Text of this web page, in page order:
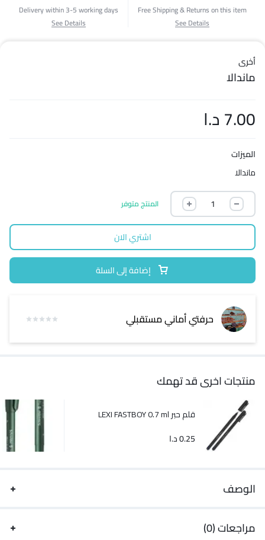
Free Shipping & Returns on this item
See Details
Delivery within 3-5 working days
See Details
أخرى
ماندالا
7.00د.ا
الميزات
ماندالا
المنتج متوفر
إضافة إلى السلة
اشتري الان
حرفتي أماني مستقبلي
منتجات اخرى قد تهمك
قلم حبر LEXI FASTBOY 0.7 ml
0.25د.ا
الوصف
مراجعات (0)